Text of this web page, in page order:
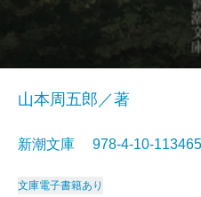
山本周五郎／著
新潮文庫 978-4-10-
文庫電子書籍あり